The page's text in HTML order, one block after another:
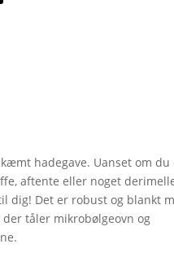
hadegave. Uanset om
aftente eller noget
dig! Det er robust og blankt
tåler mikrobølgeovn og